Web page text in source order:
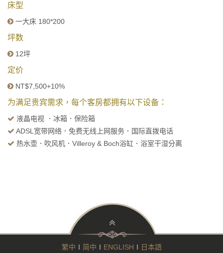
床型
一大床 180*200
坪数
12坪
定价
NT$7,500+10%
为满足贵宾需求，每个客房都拥有以下设备：
液晶电视 ．冰箱．保险箱
ADSL宽带网络．免费无线上网服务．国际直拨电话
热水壶．吹风机．Villeroy & Boch浴缸．浴室干湿分离
繁中 ∣ 简中 ∣ ENGLISH ∣ 日本語